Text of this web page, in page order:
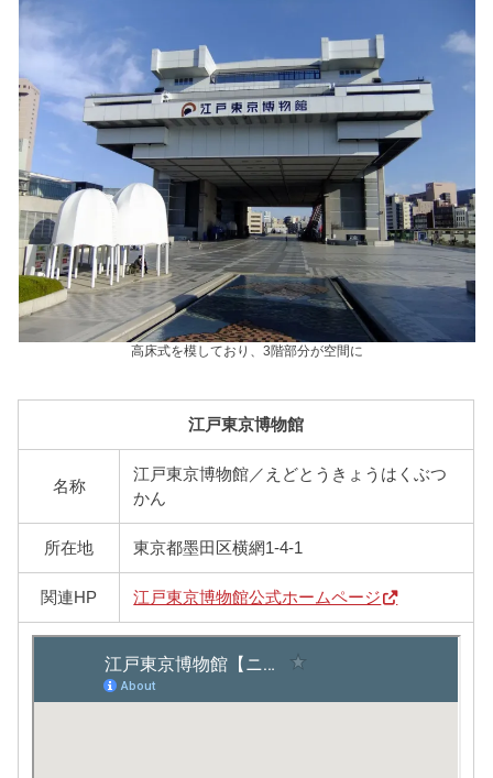
高床式を模しており、3階部分が空間に
江戸東京博物館
名称
江戸東京博物館／えどとうきょうはくぶつ
かん
所在地 東京都墨田区横網1-4-1
関連HP 江戸東京博物館公式ホームページ